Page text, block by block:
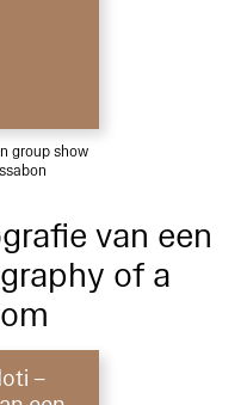
group show
van een
of a
–